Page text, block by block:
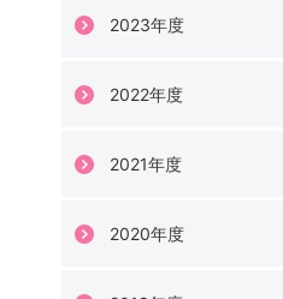
2023年度
2022年度
2021年度
2020年度